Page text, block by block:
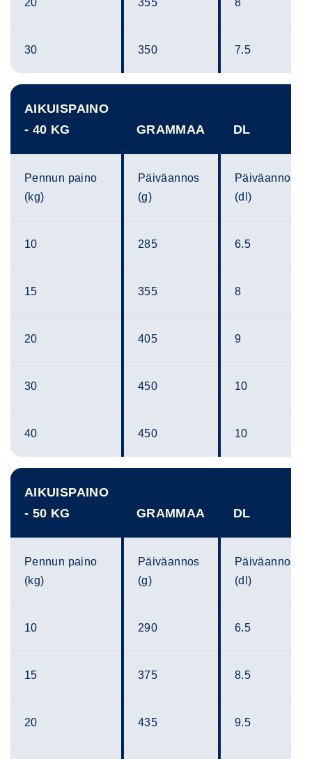
20 355 8
30 350 7.5
AIKUISPAINO
- 40 KG
GRAMMAA DL
Pennun paino
(kg)
Päiväannos
(g)
Päiväannos
(dl)
10 285 6.5
15 355 8
20 405 9
30 450 10
40 450 10
AIKUISPAINO
- 50 KG
GRAMMAA DL
Pennun paino
(kg)
Päiväannos
(g)
Päiväannos
(dl)
10 290 6.5
15 375 8.5
20 435 9.5